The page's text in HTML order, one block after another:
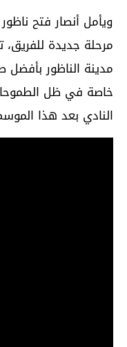
ويأمل أنصار فتح
مرحلة جديدة
مدينة الناظور بأفضل
خاصة في ظل
النادي بعد هذا